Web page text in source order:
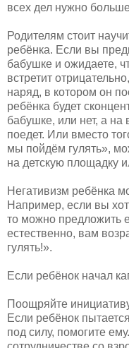
всех дел нужно
Родителям стоит
ребёнка. Если вы
бабушке и ожидаете,
встретит
наряд, в котором он
ребёнка будет
бабушке, или нет, а
поедет. Или вместо
мы пойдём гулять»,
на детскую площадку
Негативизм ребёнка
Например, если вы
то можно предложить
естественно, вам
гулять!».
Если ребёнок начал
Поощряйте
Если ребёнок
под силу, помогите